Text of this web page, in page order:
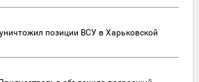
позиции ВСУ в Харьковской